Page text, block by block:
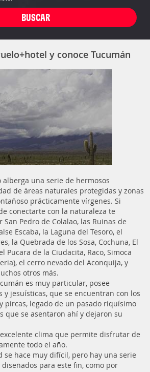
y conoce Tucumán
alberga una serie de hermosos
de áreas naturales protegidas y zonas
prácticamente vírgenes. Si
conectarte con la naturaleza te
Pedro de Colalao, las Ruinas de
Escaba, la Laguna del Tesoro, el
la Quebrada de los Sosa, Cochuna, El
Pucara de la Ciudacita, Raco, Simoca
el cerro nevado del Aconquija, y
otros más.
es muy particular, posee
y jesuísticas, que se encuentran con los
pircas, legado de un pasado riquísimo
que se asentaron ahí y dejaron su
clima que permite disfrutar de
todo el año.
se hace muy difícil, pero hay una serie
para este fin, como por